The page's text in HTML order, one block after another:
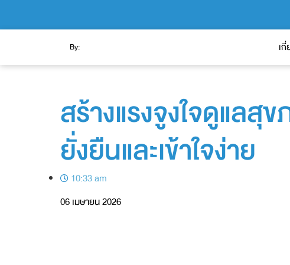
By: เ
สร้างแรงจูงใจดูแล
ยั่งยืนและเข้าใจง่าย
10:33 am
06 เมษายน 2026